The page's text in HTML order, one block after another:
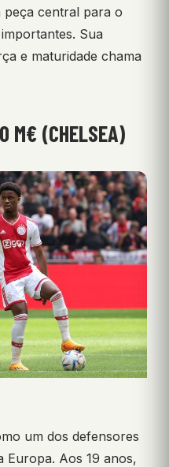
peça central para o
Sua
e maturidade chama
M€ (CHELSEA)
um dos defensores
Europa. Aos 19 anos,